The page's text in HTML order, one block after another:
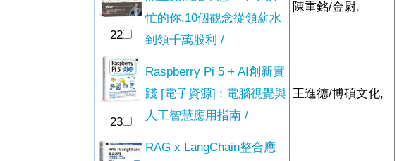
22
忙的你,10個觀念從領薪水
到領千萬股利 /
陳重銘/金尉,
23
Raspberry Pi 5 + AI創新實
踐 [電子資源] : 電腦視覺與
人工智慧應用指南 /
王進德/博碩文化,
RAG x LangChain整合應